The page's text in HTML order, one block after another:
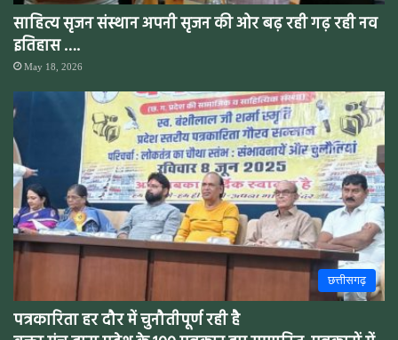
साहित्य सृजन संस्थान अपनी सृजन की ओर बढ़ रही गढ़ रही नव
इतिहास ….
May 18, 2026
छत्तीसगढ़
पत्रकारिता हर दौर में चुनौतीपूर्ण रही है